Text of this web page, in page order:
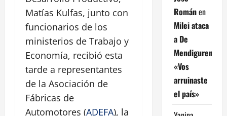
Matías Kulfas, junto con
funcionarios de los
ministerios de Trabajo y
Economía, recibió esta
tarde a representantes
de la Asociación de
Fábricas de
Automotores (ADEFA), la
Románen
Milei ataca
a De
Mendiguren:
«Vos
arruinaste
el país»